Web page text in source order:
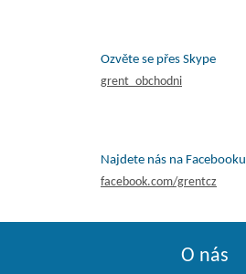
Ozvěte se přes Skype
grent_obchodni
Najdete nás na Facebooku
facebook.com/grentcz
O nás